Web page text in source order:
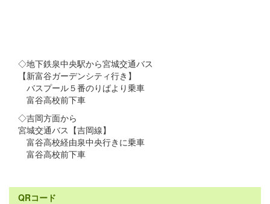
◇地下鉄泉中央駅から宮城交通バス
【新富谷ガーデンシティ行き】
バスプール５番のりばより乗車
富谷高校前下車
◇吉岡方面から
宮城交通バス【吉岡線】
富谷高校経由泉中央行きに乗車
富谷高校前下車
QRコード